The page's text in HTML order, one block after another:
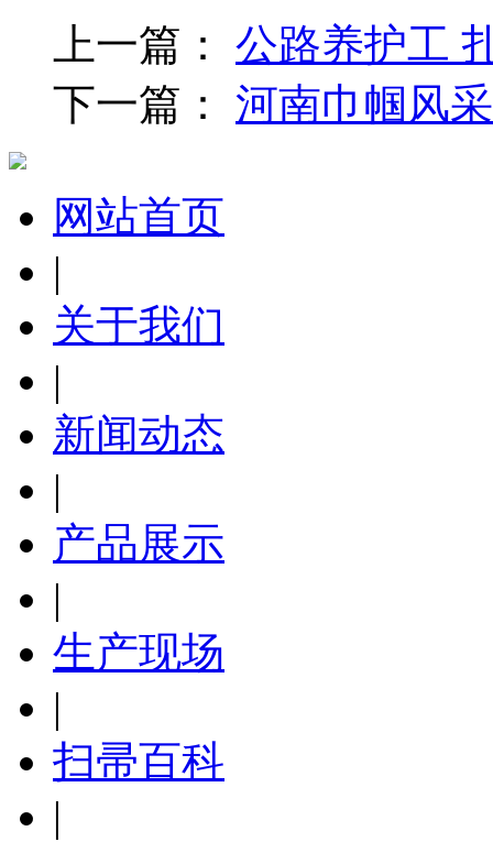
上一篇： 公路养护工
下一篇： 河南巾帼风
网站首页
|
关于我们
|
新闻动态
|
产品展示
|
生产现场
|
扫帚百科
|